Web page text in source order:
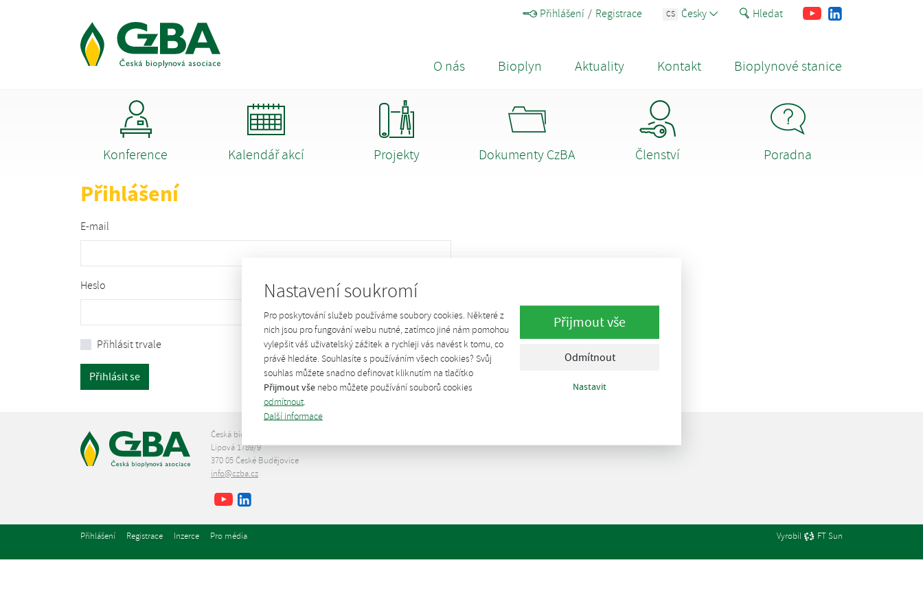
Nastavení soukromí
Pro poskytování služeb používáme soubory cookies. Některé z
nich jsou pro fungování webu nutné, zatímco jiné nám pomohou
vylepšit váš uživatelský zážitek a rychleji vás navést k tomu, co
právě hledáte. Souhlasíte s používáním všech cookies? Svůj
souhlas můžete snadno definovat kliknutím na tlačítko
Přijmout vše nebo můžete používání souborů cookies
odmítnout.
Další informace
Přijmout vše
Odmítnout
Nastavit
Přihlášení Registrace CS Česky Hledat FacebookYoutube
O nás Bioplyn Aktuality Kontakt Bioplynové stanice
Konference Kalendář akcí Projekty Dokumenty CzBA Členství Poradna
Přihlášení
E-mail
Heslo
Přihlásit trvale
Přihlásit se
Česká bioplynová asociace
Lipová 1789/9
370 05 České Budějovice
info@czba.cz
Facebook
Youtube
Přihlášení Registrace Inzerce Pro média Vyrobil FT Sun